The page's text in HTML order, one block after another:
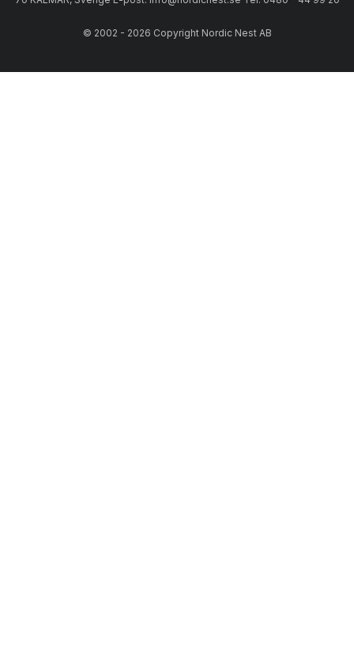
© 2002 - 2026 Copyright Nordic Nest AB